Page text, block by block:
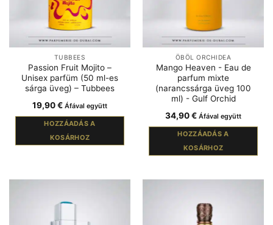
TUBBEES
Passion Fruit Mojito –
Unisex parfüm (50 ml-es
sárga üveg) – Tubbees
19,90€ Áfával együtt
HOZZÁADÁS A
KOSÁRHOZ
ÖBÖL ORCHIDEA
Mango Heaven - Eau de
parfum mixte
(narancssárga üveg 100
ml) - Gulf Orchid
34,90€ Áfával együtt
HOZZÁADÁS A
KOSÁRHOZ